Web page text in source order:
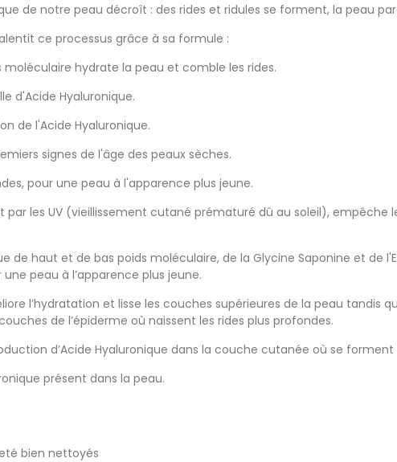
de notre peau décroît : des rides et ridules se forment, la peau
ralentit ce processus grâce à sa formule :
moléculaire hydrate la peau et comble les rides.
d'Acide Hyaluronique.
de l'Acide Hyaluronique.
signes de l'âge des peaux sèches.
pour une peau à l'apparence plus jeune.
les UV (vieillissement cutané prématuré dû au soleil), empêche
de haut et de bas poids moléculaire, de la Glycine Saponine et de
peau à l’apparence plus jeune.
l’hydratation et lisse les couches supérieures de la peau tandis
de l’épiderme où naissent les rides plus profondes.
d’Acide Hyaluronique dans la couche cutanée où se
présent dans la peau.
bien nettoyés